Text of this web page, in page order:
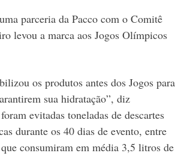
parceria da Pacco com o Comitê
levou a marca aos Jogos Olímpicos
os produtos antes dos Jogos para
sua hidratação”, diz
evitadas toneladas de descartes
durante os 40 dias de evento, entre
consumiram em média 3,5 litros de